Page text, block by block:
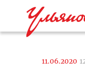
11.06.2020